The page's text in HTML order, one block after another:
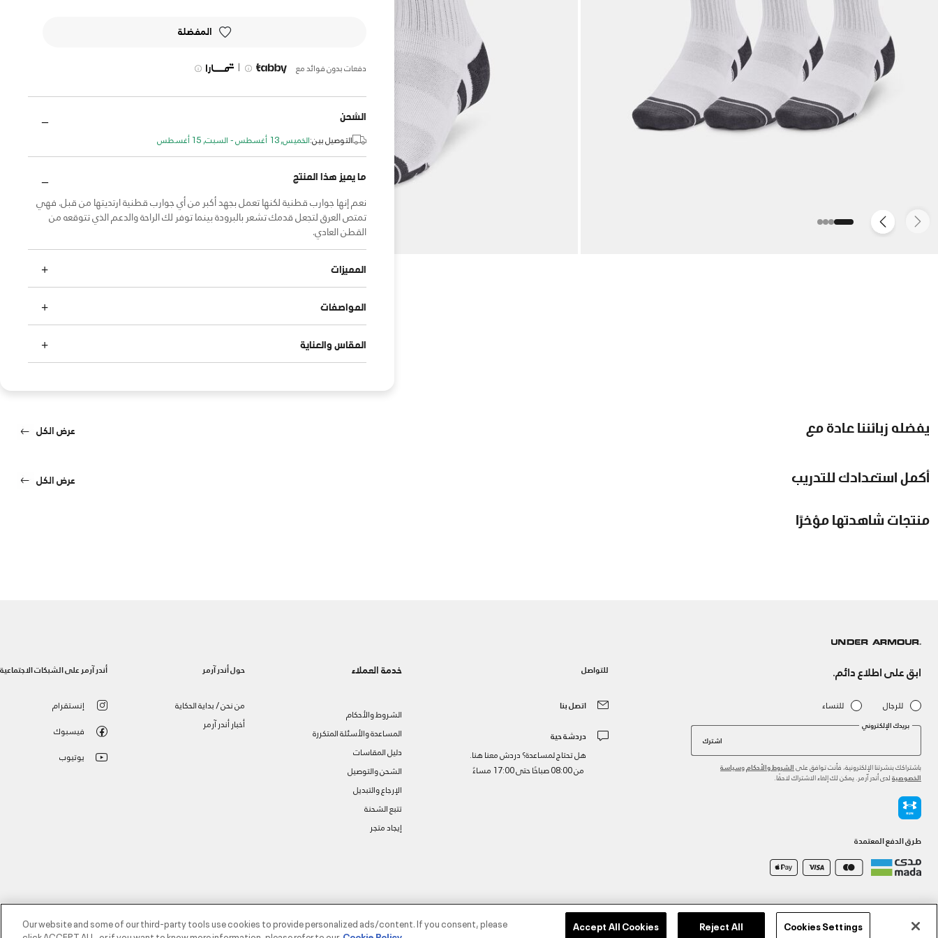
المفضلة
دفعات بدون فوائد مع |
الشحن
التوصيل بين:الخميس, 13 أغسطس - السبت, 15 أغسطس
ما يميز هذا المنتج
نعم إنها جوارب قطنية لكنها تعمل بجهد أكبر من أي جوارب قطنية ارتديتها من قبل. فهي
تمتص العرق لتجعل قدمك تشعر بالبرودة بينما توفر لك الراحة والدعم الذي تتوقعه من
القطن العادي.
المميزات
المواصفات
المقاس والعناية
يفضله زبائننا عادة مع عرض الكل
أكمل استعدادك للتدريب عرض الكل
منتجات شاهدتها مؤخرًا
ابق على اطلاع دائم.
للرجال للنساء
بريدك الإلكتروني
اشترك
باشتراكك بنشرتنا الإلكترونية، فأنت توافق على الشروط والأحكام وسياسة
الخصوصية لدى أندر آرمر. يمكن لك إلغاء الاشتراك لاحقًا.
طرق الدفع المعتمدة
للتواصل
اتصل بنا
دردشة حية
هل تحتاج لمساعدة؟ دردش معنا هنا.
من 08:00 صباحًا حتى 17:00 مساءً
خدمة العملاء
الشروط والأحكام
المساعدة والأسئلة المتكررة
دليل المقاسات
الشحن والتوصيل
الإرجاع والتبديل
تتبع الشحنة
إيجاد متجر
حول أندر آرمر
من نحن / بداية الحكاية
أخبار أندر آرمر
أندر آرمر على الشبكات الاجتماعية
إنستقرام
فيسبوك
يوتيوب
©2026 الحقوق محفوظة لشركة اثلوسيتي ش.ذ.م.م، سياسة الخصوصية/الشروط والأحكام/سياسة الكوكيز
Our website and some of our third-party tools use cookies to provide personalized ads/content. If you consent, please
Cookies Settings
Reject All
Accept All Cookies